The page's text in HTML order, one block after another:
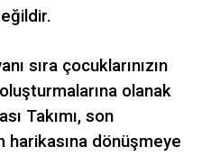
sıra çocuklarınızın
olanak
Takımı, son
dönüşmeye